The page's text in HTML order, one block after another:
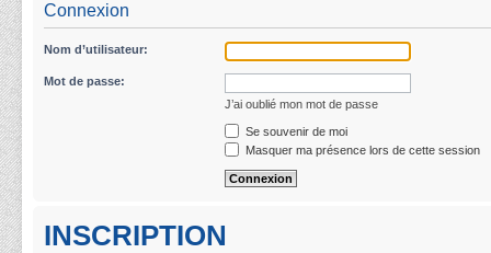
Connexion
Nom d’utilisateur:
Mot de passe:
J’ai oublié mon mot de passe
Se souvenir de moi
Masquer ma présence lors de cette session
INSCRIPTION